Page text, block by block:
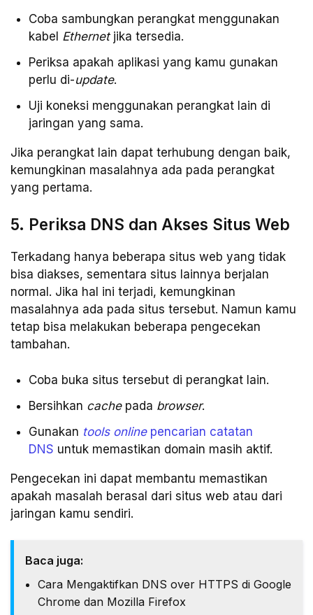
Coba sambungkan perangkat menggunakan
kabel Ethernetjika tersedia.
Periksa apakah aplikasi yang kamu gunakan
perlu di-update.
Uji koneksi menggunakan perangkat lain di
jaringan yang sama.
Jika perangkat lain dapat terhubung dengan baik,
kemungkinan masalahnya ada pada perangkat
yang pertama.
5. Periksa DNS dan Akses Situs Web
Terkadang hanya beberapa situs web yang tidak
bisa diakses, sementara situs lainnya berjalan
normal. Jika hal ini terjadi, kemungkinan
masalahnya ada pada situs tersebut. Namun kamu
tetap bisa melakukan beberapa pengecekan
tambahan.
Coba buka situs tersebut di perangkat lain.
Bersihkan cachepada browser.
Gunakan tools online pencarian catatan
DNS untuk memastikan domain masih aktif.
Pengecekan ini dapat membantu memastikan
apakah masalah berasal dari situs web atau dari
jaringan kamu sendiri.
Baca juga:
Cara Mengaktifkan DNS over HTTPS di Google
Chrome dan Mozilla Firefox